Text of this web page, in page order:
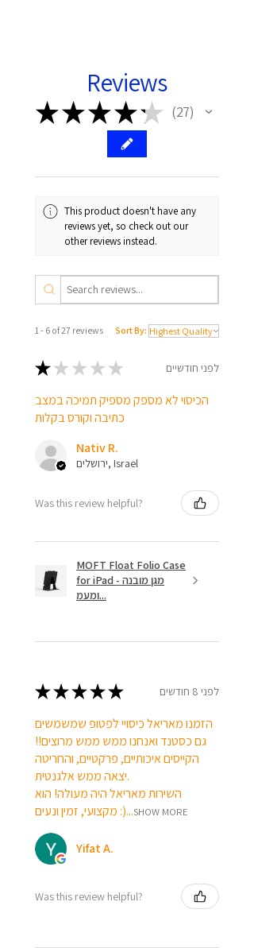
Reviews
★★★★★ 27
27
This product doesn't have any
reviews yet, so check out our
other reviews instead.
1 - 6 of 27 reviews Sort By:
★ ★ ★ ★ ★ לפני חודשיים
הכיסוי לא מספק מספיק תמיכה במצב
כתיבה וקורס בקלות
Nativ R.
ירושלים, Israel
Was this review helpful?
MOFT Float Folio Case
for iPad - מגן מובנה
ומעמ...
★★★★★ לפני 8 חודשים
הזמנו מאריאל כיסויי לפטופ שמשמשים
גם כסטנד ואנחנו ממש ממש מרוצים!!
הקייסים איכותיים, פרקטיים, והחריטה
יצאה ממש אלגנטית.
השירות מאריאל היה מעולה! הוא
מקצועי, זמין ונעים :)...SHOW MORE
Yifat A.
Was this review helpful?